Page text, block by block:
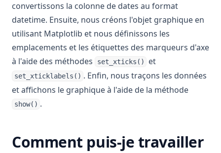
convertissons la colonne de dates au format
datetime. Ensuite, nous créons l'objet graphique en
utilisant Matplotlib et nous définissons les
emplacements et les étiquettes des marqueurs d'axe
à l'aide des méthodes
set_xticks() et
set_xticklabels() . Enfin, nous traçons les données
et affichons le graphique à l'aide de la méthode
show() .
Comment puis-je travailler